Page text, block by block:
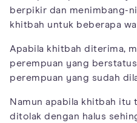
berpikir dan menimbang-
khitbah untuk beberapa
Apabila khitbah diterima,
perempuan yang
perempuan yang sudah
Namun apabila khitbah itu
ditolak dengan halus